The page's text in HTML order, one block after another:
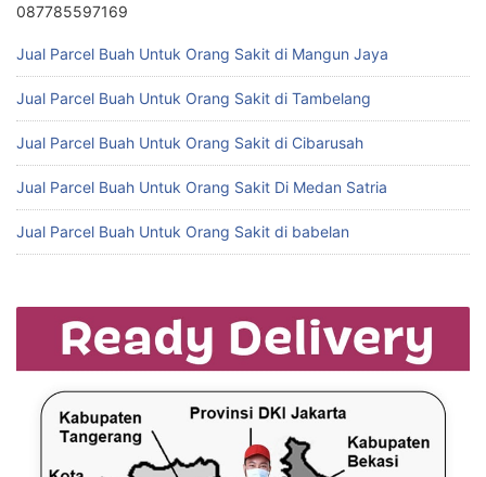
087785597169
Jual Parcel Buah Untuk Orang Sakit di Mangun Jaya
Jual Parcel Buah Untuk Orang Sakit di Tambelang
Jual Parcel Buah Untuk Orang Sakit di Cibarusah
Jual Parcel Buah Untuk Orang Sakit Di Medan Satria
Jual Parcel Buah Untuk Orang Sakit di babelan